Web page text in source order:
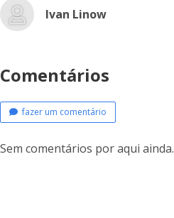
Ivan Linow
Comentários
fazer um comentário
Sem comentários por aqui ainda.